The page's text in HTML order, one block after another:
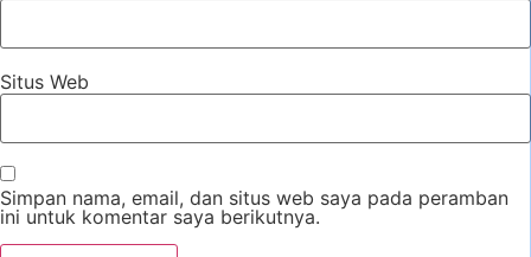
Situs Web
Simpan nama, email, dan situs web saya pada peramban
ini untuk komentar saya berikutnya.